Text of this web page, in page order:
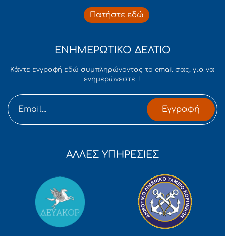
Πατήστε εδώ
ΕΝΗΜΕΡΩΤΙΚΟ ΔΕΛΤΙΟ
Κάντε εγγραφή εδώ συμπληρώνοντας το email σας, για να
ενημερώνεστε !
Εγγραφή
ΑΛΛΕΣ ΥΠΗΡΕΣΙΕΣ